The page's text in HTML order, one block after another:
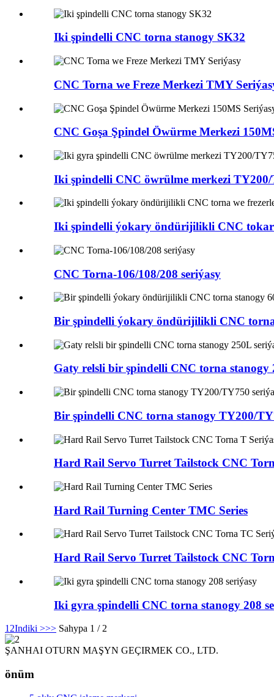
Iki şpindelli CNC torna stanogy SK32
CNC Torna we Freze Merkezi TMY
CNC Goşa Şpindel Öwürme Merkezi
Iki şpindelli CNC öwrülme merkezi TY200/
Iki şpindelli ýokary öndürijilikli CNC
CNC Torna-106/108/208 seriýasy
Bir şpindelli ýokary öndürijilikli CNC torna
Gaty relsli bir şpindelli CNC torna stanogy
Bir şpindelli CNC torna stanogy TY200/
Hard Rail Servo Turret Tailstock CNC
Hard Rail Turning Center TMC Series
Hard Rail Servo Turret Tailstock CNC
Iki gyra şpindelli CNC torna stanogy 208
1 2Indiki >>> Sahypa 1 / 2
ŞANHAI OTURN MAŞYN GEÇIRMEK CO., LTD.
önüm